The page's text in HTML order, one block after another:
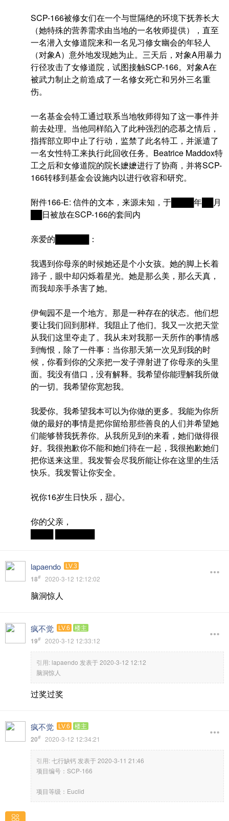
SCP-166被修女们在一个与世隔绝的环境下抚养长大
（她特殊的营养需求由当地的一名牧师提供），直至
一名潜入女修道院来和一名见习修女幽会的年轻人
（对象A）意外地发现她为止。三天后，对象A用暴力
行径攻击了女修道院，试图接触SCP-166。对象A在
被武力制止之前造成了一名修女死亡和另外三名重
伤。
一名基金会特工通过联系当地牧师得知了这一事件并
前去处理。当他同样陷入了此种强烈的恋慕之情后，
指挥部立即中止了行动，监禁了此名特工，并派遣了
一名女性特工来执行此回收任务。Beatrice Maddox特
工之后和女修道院的院长嬷嬷进行了协商，并将SCP-
166转移到基金会设施内以进行收容和研究。
附件166-E: 信件的文本，来源未知，于████年██月
██日被放在SCP-166的套间内
亲爱的██████：
我遇到你母亲的时候她还是个小女孩。她的脚上长着
蹄子，眼中却闪烁着星光。她是那么美，那么天真，
而我却亲手杀害了她。
伊甸园不是一个地方。那是一种存在的状态。他们想
要让我们回到那样。我阻止了他们。我又一次把天堂
从我们这里夺走了。我从未对我那一天所作的事情感
到悔恨，除了一件事：当你那天第一次见到我的时
候，你看到你的父亲把一发子弹射进了你母亲的头里
面。我没有借口，没有解释。我希望你能理解我所做
的一切。我希望你宽恕我。
我爱你。我希望我本可以为你做的更多。我能为你所
做的最好的事情是把你留给那些善良的人们并希望她
们能够替我抚养你。从我所见到的来看，她们做得很
好。我很抱歉你不能和她们待在一起，我很抱歉她们
把你送来这里。我发誓会尽我所能让你在这里的生活
快乐。我发誓让你安全。
祝你16岁生日快乐，甜心。
你的父亲，
lapaendo LV.3
18# 2020-3-12 12:12:02
脑洞惊人
疯不觉 LV.6 楼主
19# 2020-3-12 12:33:12
引用: lapaendo 发表于 2020-3-12 12:12
脑洞惊人
过奖过奖
疯不觉 LV.6 楼主
20# 2020-3-12 12:34:21
引用: 七行缺钙 发表于 2020-3-11 21:46
项目编号：SCP-166
项目等级：Euclid